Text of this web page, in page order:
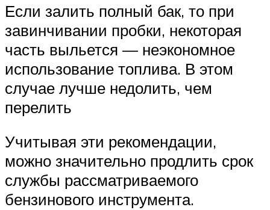
Если залить полный бак, то при
завинчивании пробки, некоторая
часть выльется — неэкономное
использование топлива. В этом
случае лучше недолить, чем
перелить
Учитывая эти рекомендации,
можно значительно продлить срок
службы рассматриваемого
бензинового инструмента.